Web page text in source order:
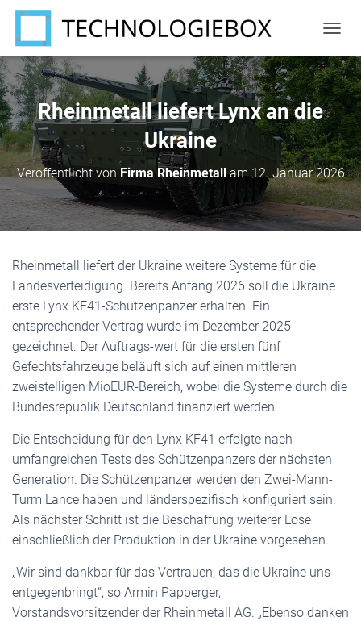
A
V
I
G
A
I
O
N
U
M
S
L
Rheinmetall liefert Lynx an die
Ukraine
Veröffentlicht von Firma Rheinmetallam12. Januar 2026
Rheinmetall liefert der Ukraine weitere Systeme für die
Landesverteidigung. Bereits Anfang 2026 soll die Ukraine
erste Lynx KF41-Schützenpanzer erhalten. Ein
entsprechender Vertrag wurde im Dezember 2025
gezeichnet. Der Auftrags-wert für die ersten fünf
Gefechtsfahrzeuge beläuft sich auf einen mittleren
zweistelligen MioEUR-Bereich, wobei die Systeme durch die
Bundesrepublik Deutschland finanziert werden.
Die Entscheidung für den Lynx KF41 erfolgte nach
umfangreichen Tests des Schützenpanzers der nächsten
Generation. Die Schützenpanzer werden den Zwei-Mann-
Turm Lance haben und länderspezifisch konfiguriert sein.
Als nächster Schritt ist die Beschaffung weiterer Lose
einschließlich der Produktion in der Ukraine vorgesehen.
„Wir sind dankbar für das Vertrauen, das die Ukraine uns
entgegenbringt“, so Armin Papperger,
Vorstandsvorsitzender der Rheinmetall AG. „Ebenso danken